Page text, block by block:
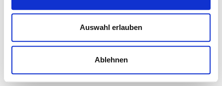
Auswahl erlauben
Ablehnen